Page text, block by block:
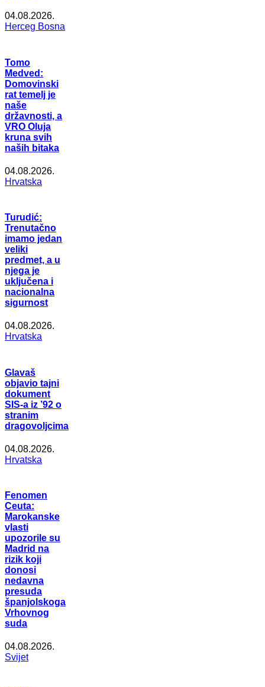
04.08.2026.
Herceg Bosna
Tomo
Medved:
Domovinski
rat temelj je
naše
državnosti, a
VRO Oluja
kruna svih
naših bitaka
04.08.2026.
Hrvatska
Turudić:
Trenutačno
imamo jedan
veliki
predmet, a u
njega je
uključena i
nacionalna
sigurnost
04.08.2026.
Hrvatska
Glavaš
objavio tajni
dokument
SIS-a iz ’92 o
stranim
dragovoljcima
04.08.2026.
Hrvatska
Fenomen
Ceuta:
Marokanske
vlasti
upozorile su
Madrid na
rizik koji
donosi
nedavna
presuda
španjolskoga
Vrhovnog
suda
04.08.2026.
Svijet